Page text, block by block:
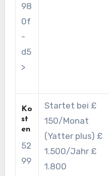
98
0f
-
d5
>
Ko
st
en
52
99
Startet bei £
150/Monat
(Yatter plus) £
1.500/Jahr £
1.800